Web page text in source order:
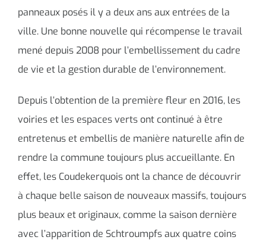
panneaux posés il y a deux ans aux entrées de la
ville. Une bonne nouvelle qui récompense le travail
mené depuis 2008 pour l’embellissement du cadre
de vie et la gestion durable de l’environnement.
Depuis l’obtention de la première fleur en 2016, les
voiries et les espaces verts ont continué à être
entretenus et embellis de manière naturelle afin de
rendre la commune toujours plus accueillante. En
effet, les Coudekerquois ont la chance de découvrir
à chaque belle saison de nouveaux massifs, toujours
plus beaux et originaux, comme la saison dernière
avec l’apparition de Schtroumpfs aux quatre coins